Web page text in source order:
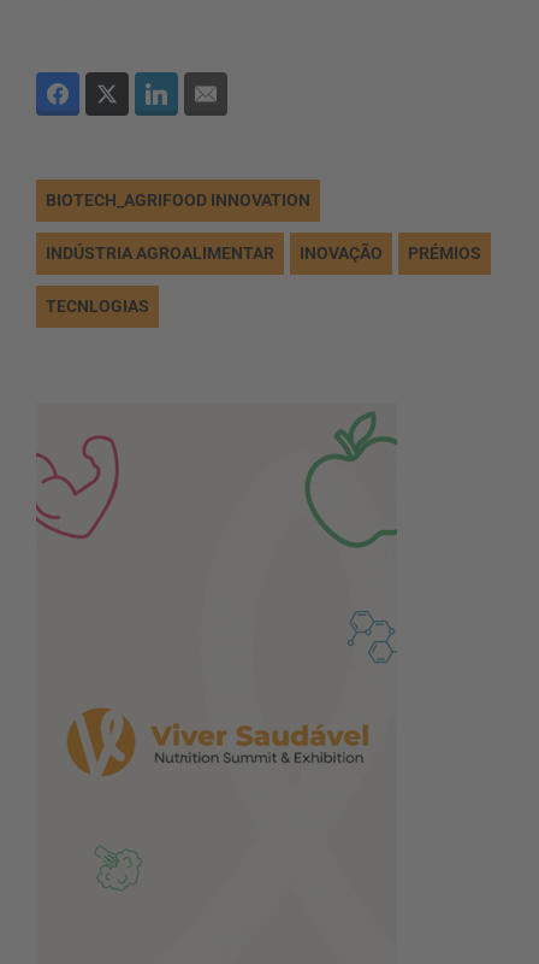
BIOTECH_AGRIFOOD INNOVATION
INDÚSTRIA AGROALIMENTAR INOVAÇÃO PRÉMIOS
TECNLOGIAS